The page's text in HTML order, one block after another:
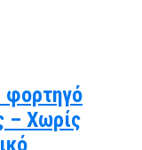
φορτηγό
– Χωρίς